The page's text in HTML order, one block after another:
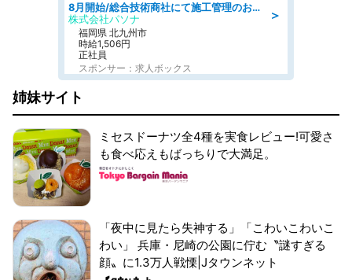
＞
8月開始/総合技術商社にて施工管理のお仕事/即日勤務可/車通勤可/工事・土木施工管理/生産・品質管理
株式会社パソナ
福岡県 北九州市
時給1,506円
正社員
スポンサー：求人ボックス
姉妹サイト
ミセスドーナツ全4種を実食レビュー!可愛さ
も食べ応えもばっちりで大満足。
「夜中に見たら失神する」「こわいこわいこ
わい」 兵庫・尼崎の公園に佇む〝謎すぎる
顔〟に1.3万人戦慄|Jタウンネット